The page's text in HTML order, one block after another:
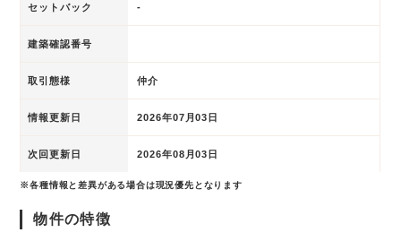
セットバック -
建築確認番号
取引態様 仲介
情報更新日 2026年07月03日
次回更新日 2026年08月03日
※各種情報と差異がある場合は現況優先となります
物件の特徴